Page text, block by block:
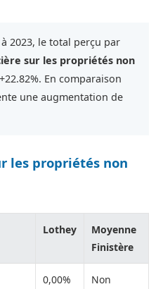
2023, le total perçu par
sur les propriétés non
En comparaison
une augmentation de
les propriétés non
Lothey
Moyenne
Finistère
0,00%
Non